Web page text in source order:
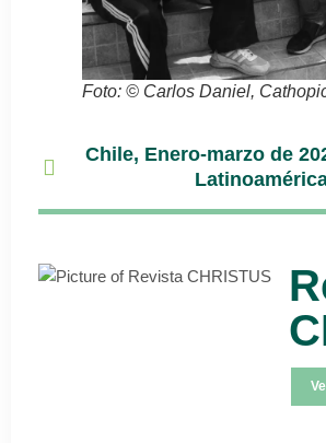
Foto: © Carlos Daniel,
Chile, Enero-marzo de